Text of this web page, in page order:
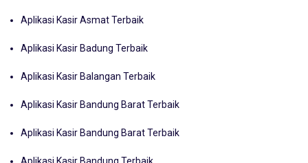
Aplikasi Kasir Asmat Terbaik
Aplikasi Kasir Badung Terbaik
Aplikasi Kasir Balangan Terbaik
Aplikasi Kasir Bandung Barat Terbaik
Aplikasi Kasir Bandung Barat Terbaik